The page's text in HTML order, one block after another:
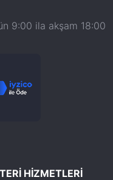
9:00 ila akşam 18:00
HİZMETLERİ